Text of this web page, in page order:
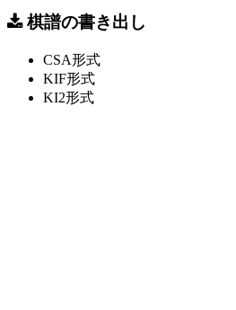
棋譜の書き出し
CSA形式
KIF形式
KI2形式